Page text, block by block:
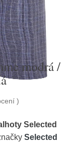
modrá /
)
Selected
Selected